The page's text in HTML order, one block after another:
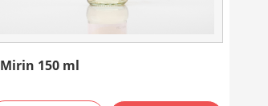
Mirin 150 ml